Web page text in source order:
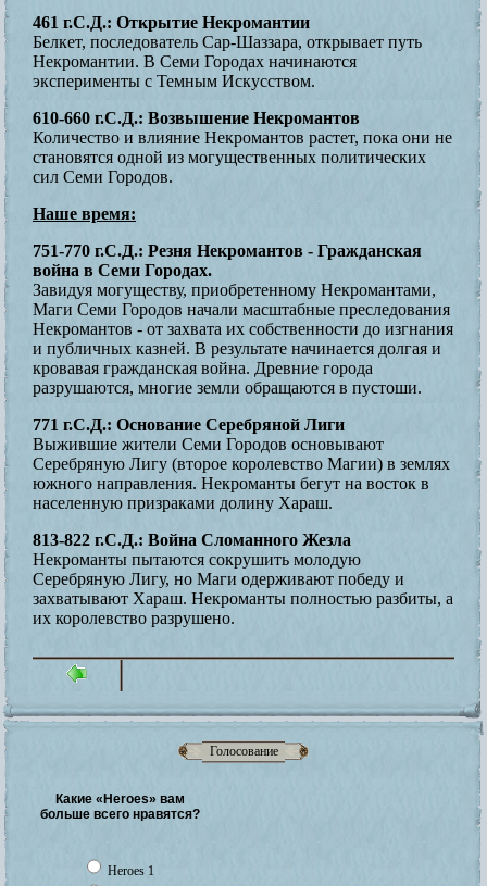
Голосование
Какие «Heroes» вам
больше всего нравятся?
Heroes 1
461 г.С.Д.: Открытие Некромантии
Белкет, последователь Сар-Шаззара, открывает путь
Некромантии. В Семи Городах начинаются
эксперименты с Темным Искусством.
610-660 г.С.Д.: Возвышение Некромантов
Количество и влияние Некромантов растет, пока они не
становятся одной из могущественных политических
сил Семи Городов.
Наше время:
751-770 г.С.Д.: Резня Некромантов - Гражданская
война в Семи Городах.
Завидуя могуществу, приобретенному Некромантами,
Маги Семи Городов начали масштабные преследования
Некромантов - от захвата их собственности до изгнания
и публичных казней. В результате начинается долгая и
кровавая гражданская война. Древние города
разрушаются, многие земли обращаются в пустоши.
771 г.С.Д.: Основание Серебряной Лиги
Выжившие жители Семи Городов основывают
Серебряную Лигу (второе королевство Магии) в землях
южного направления. Некроманты бегут на восток в
населенную призраками долину Хараш.
813-822 г.С.Д.: Война Сломанного Жезла
Некроманты пытаются сокрушить молодую
Серебряную Лигу, но Маги одерживают победу и
захватывают Хараш. Некроманты полностью разбиты, а
их королевство разрушено.